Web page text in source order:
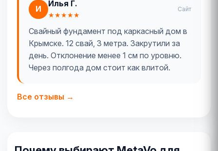
И
Илья Г.
★★★★★
Сайт
Свайный фундамент под каркасный дом в
Крымске. 12 свай, 3 метра. Закрутили за
день. Отклонение менее 1 см по уровню.
Через полгода дом стоит как влитой.
Все отзывы →